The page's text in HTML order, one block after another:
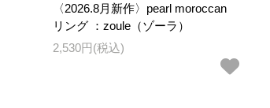
〈2026.8月新作〉pearl moroccan
リング ：zoule（ゾーラ）
2,530円(税込)